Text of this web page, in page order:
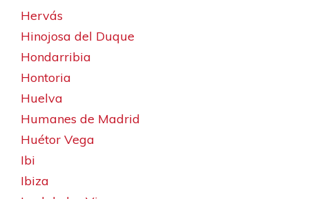
Hervás
Hinojosa del Duque
Hondarribia
Hontoria
Huelva
Humanes de Madrid
Huétor Vega
Ibi
Ibiza